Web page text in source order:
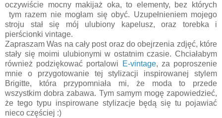
oczywiście mocny makijaż oka, to elementy, bez których
tym razem nie mogłam się obyć. Uzupełnieniem mojego
stroju stał się mój ulubiony kapelusz, oraz torebka i
pierścionki vintage.
Zapraszam Was na cały post oraz do obejrzenia zdjęć, które
stały się moimi ulubionymi w ostatnim czasie. Chciałabym
również podziękować portalowi
E-vintage, za poproszenie
mnie o przygotowanie tej stylizacji inspirowanej stylem
Brigitte, która przypomniała mi, że moda to przede
wszystkim dobra zabawa. Tym samym mogę zapowiedzieć,
że tego typu inspirowane stylizacje będą się tu pojawiać
nieco częściej :)